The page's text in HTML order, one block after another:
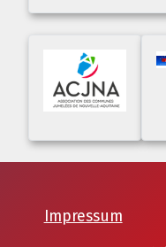
Impressum